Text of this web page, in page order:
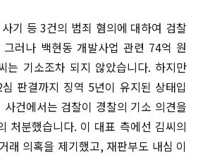
기 등 3건의 범죄 혐의에 대하여 검찰
러나 백현동 개발사업 관련 74억 원
는 기소조차 되지 않았습니다. 하지만
판결까지 징역 5년이 유지된 상태입
건에서는 검찰이 경찰의 기소 의견을
처분했습니다. 이 대표 측에선 김씨의
래 의혹을 제기했고, 재판부도 내심 이